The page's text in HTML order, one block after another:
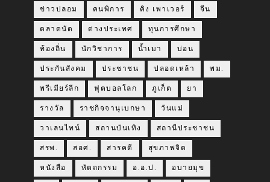
ข่าวปลอม คนพิการ คิง เพาเวอร์ จีน
ตลาดนัด ต่างประเทศ ทุนการศึกษา
ท้องถิ่น นักวิชาการ น้ำเมา บ่อน
ประกันสังคม ประชาชน ปลอดเหล้า พม.
พรีเมียร์ลีก ฟุตบอลโลก ภูเก็ต ยา
รางวัล ราชกิจจานุเบกษา วันแม่
วาเลนไทน์ สถานบันเทิง สถานีประชาชน
สรพ. สอศ. สารคดี สุขภาพจิต
หนังสือ หัตถกรรม อ.อ.ป. อบายมุข